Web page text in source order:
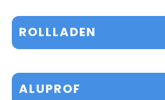
ROLLLADEN
ALUPROF